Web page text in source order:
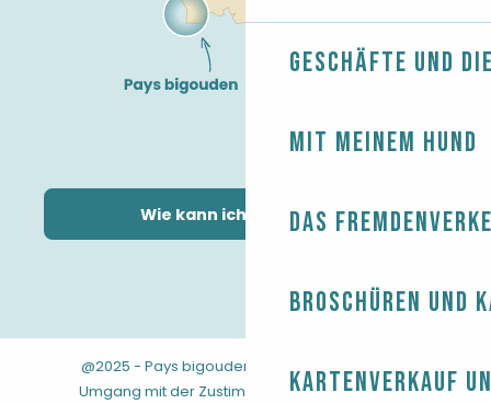
Geschäfte und
Mit meinem Hund
Das
Broschüren und
Kartenverkauf
Wie kann ich kommen?
@2025 - Pays bigouden Rechtliche Hinweise-
Umgang mit der Zustimmung
-AGB -Sitemap-